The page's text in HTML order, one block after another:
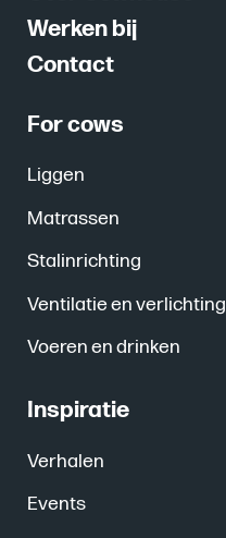
Werken bij
Contact
For cows
Liggen
Matrassen
Stalinrichting
Ventilatie en verlichting
Voeren en drinken
Inspiratie
Verhalen
Events